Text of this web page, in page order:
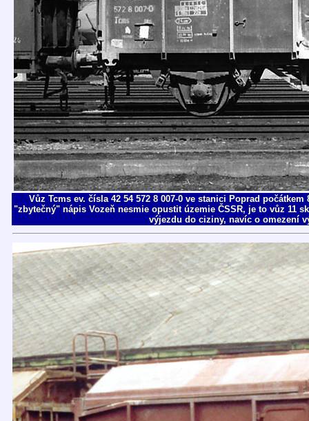
Vůz Tcms ev. čísla 42 54 572 8 007-0 ve stanici Poprad
"zbytečný" nápis Vozeň nesmie opustit územie ČSSR, je to vůz 11
výjezdu do ciziny, navíc o omezení